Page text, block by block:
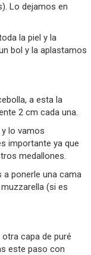
Lo dejamos en
la piel y la
bol y la aplastamos
a esta la
2 cm cada una.
lo vamos
importante ya que
medallones.
ponerle una cama
(si es
capa de puré
este paso con